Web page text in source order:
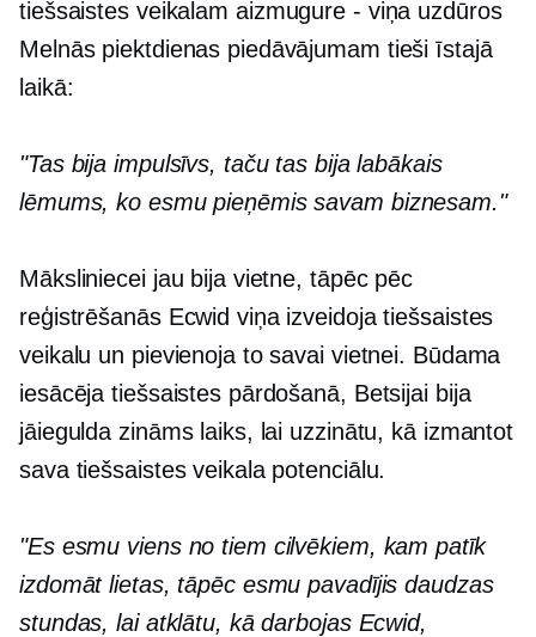
tiešsaistes veikalam aizmugure - viņa uzdūros
Melnās piektdienas piedāvājumam tieši īstajā
laikā:
"Tas bija impulsīvs, taču tas bija labākais
lēmums, ko esmu pieņēmis savam biznesam."
Māksliniecei jau bija vietne, tāpēc pēc
reģistrēšanās Ecwid viņa izveidoja tiešsaistes
veikalu un pievienoja to savai vietnei. Būdama
iesācēja tiešsaistes pārdošanā, Betsijai bija
jāiegulda zināms laiks, lai uzzinātu, kā izmantot
sava tiešsaistes veikala potenciālu.
"Es esmu viens no tiem cilvēkiem, kam patīk
izdomāt lietas, tāpēc esmu pavadījis daudzas
stundas, lai atklātu, kā darbojas Ecwid,